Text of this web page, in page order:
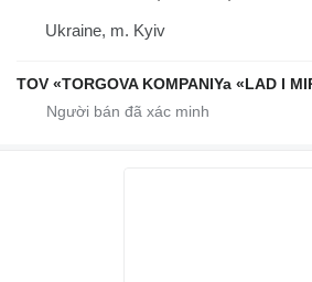
Ukraine, m. Kyiv
TOV «TORGOVA KOMPANIYa «LAD I